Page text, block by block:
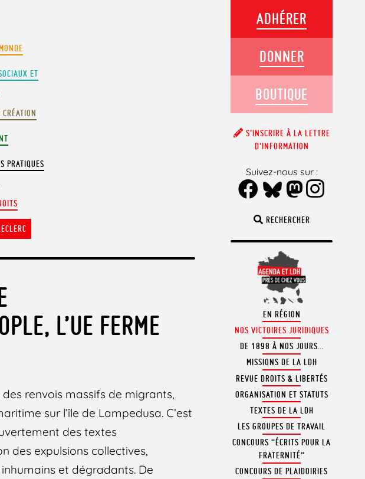
ET
PRATIQUES
L’UE FERME
renvois massifs de migrants,
sur l’île de Lampedusa. C’est
des textes
des expulsions collectives,
et dégradants. De
RECHERCHER
EN RÉGION
NOS VICTOIRES JURIDIQUES
DE 1898 À NOS JOURS…
MISSIONS DE LA LDH
REVUE DROITS & LIBERTÉS
ORGANISATION ET STATUTS
TEXTES DE LA LDH
LES GROUPES DE TRAVAIL
CONCOURS “ÉCRITS POUR LA
FRATERNITÉ”
CONCOURS DE PLAIDOIRIES
ADHÉRER
DONNER
BOUTIQUE
S’INSCRIRE À LA LETTRE
D’INFORMATION
Suivez-nous sur :